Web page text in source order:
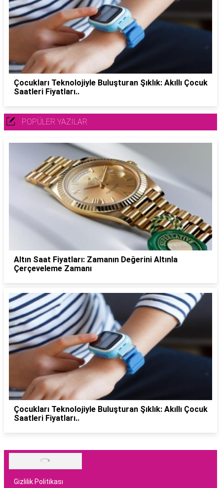
Çocukları Teknolojiyle Buluşturan Şıklık: Akıllı Çocuk
Saatleri Fiyatları..
POPÜLER YAZILAR
Altın Saat Fiyatları: Zamanın Değerini Altınla
Çerçeveleme Zamanı
Çocukları Teknolojiyle Buluşturan Şıklık: Akıllı Çocuk
Saatleri Fiyatları..
Gizlilik Politikası